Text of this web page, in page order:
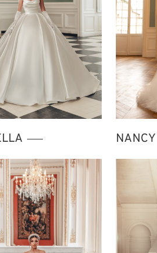
NANCY